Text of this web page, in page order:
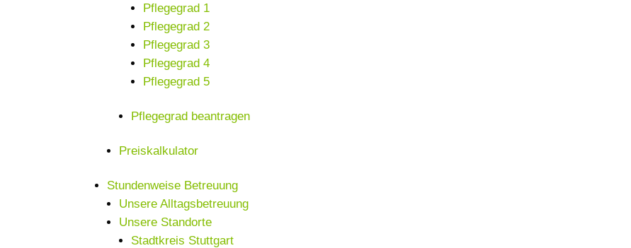
Pflegegrad 1
Pflegegrad 2
Pflegegrad 3
Pflegegrad 4
Pflegegrad 5
Pflegegrad beantragen
Preiskalkulator
Stundenweise Betreuung
Unsere Alltagsbetreuung
Unsere Standorte
Stadtkreis Stuttgart